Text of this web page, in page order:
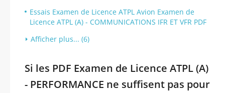
Essais Examen de Licence ATPL Avion Examen de
Licence ATPL (A) - COMMUNICATIONS IFR ET VFR PDF
Afficher plus... (6)
Si les PDF Examen de Licence ATPL (A)
- PERFORMANCE ne suffisent pas pour